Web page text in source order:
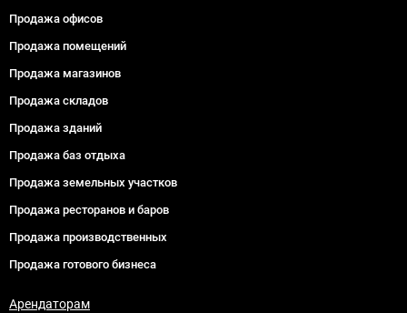
Продажа офисов
Продажа помещений
Продажа магазинов
Продажа складов
Продажа зданий
Продажа баз отдыха
Продажа земельных участков
Продажа ресторанов и баров
Продажа производственных
Продажа готового бизнеса
Арендаторам